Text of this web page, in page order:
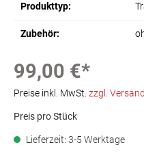
Produkttyp:
Zubehör:
99,00 €*
Preise inkl. MwSt. zzgl.
Preis pro Stück
Lieferzeit: 3-5 Werktage